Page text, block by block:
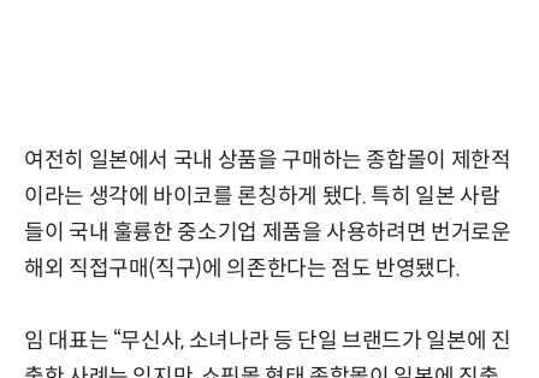
여전히 일본에서 국내 상품을 구매하는 종합몰이 제한적
이라는 생각에 바이코를 론칭하게 됐다. 특히 일본 사람
들이 국내 훌륭한 중소기업 제품을 사용하려면 번거로운
해외 직접구매(직구)에 의존한다는 점도 반영됐다.
임 대표는 “무신사, 소녀나라 등 단일 브랜드가 일본에 진